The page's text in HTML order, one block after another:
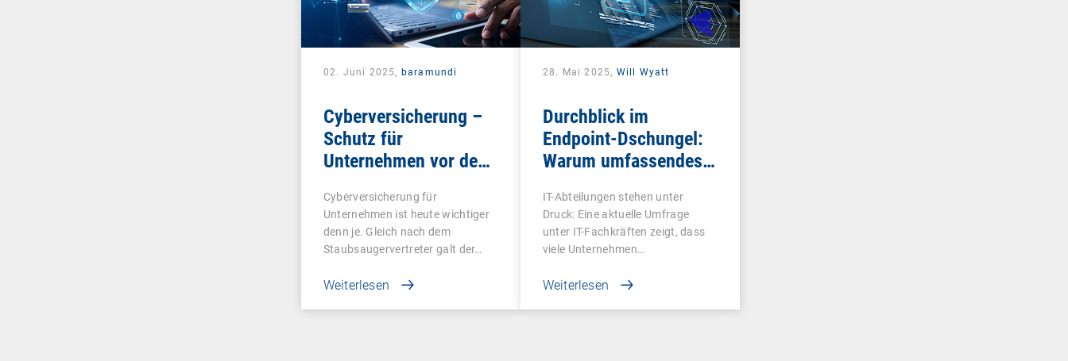
02. Juni 2025, baramundi
Cyberversicherung –
Schutz für
Unternehmen vor dem
Cyberversicherung für
Unternehmen ist heute wichtiger
denn je. Gleich nach dem
Staubsaugervertreter galt der…
Weiterlesen
28. Mai 2025, Will Wyatt
Durchblick im
Endpoint-Dschungel:
Warum umfassendes
ist denn je
IT-Abteilungen stehen unter
Druck: Eine aktuelle Umfrage
unter IT-Fachkräften zeigt, dass
viele Unternehmen…
Weiterlesen